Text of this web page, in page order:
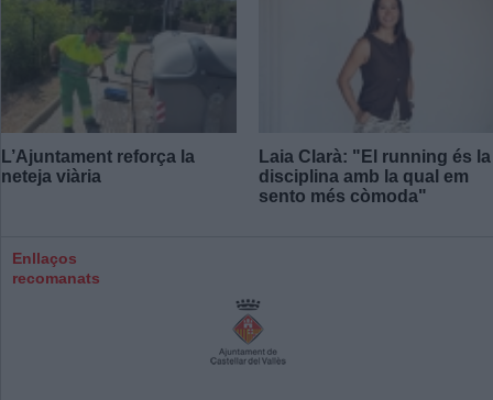
L’Ajuntament reforça la
neteja viària
Laia Clarà: "El running és la
disciplina amb la qual em
sento més còmoda"
Enllaços
recomanats